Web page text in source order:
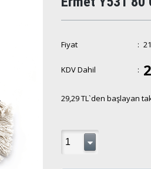
Fiyat :
KDV Dahil :
29,29 TL`den başlayan